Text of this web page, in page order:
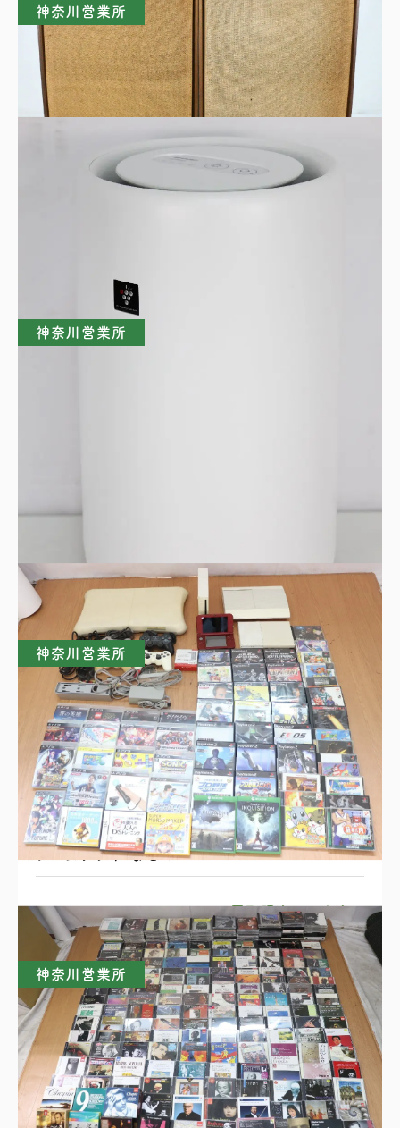
神奈川営業所
PIONEER パイオニア CS-E700 ペアスピー
神奈川営業所
SHARP シャープ 空気清浄機 FU-RC01-W プ
買取理由はこちら
神奈川営業所
PS2 PS3 Wii DSll Xbox PSP ゲーム機本体
ゲームソフト まとめ
買取理由はこちら
神奈川営業所